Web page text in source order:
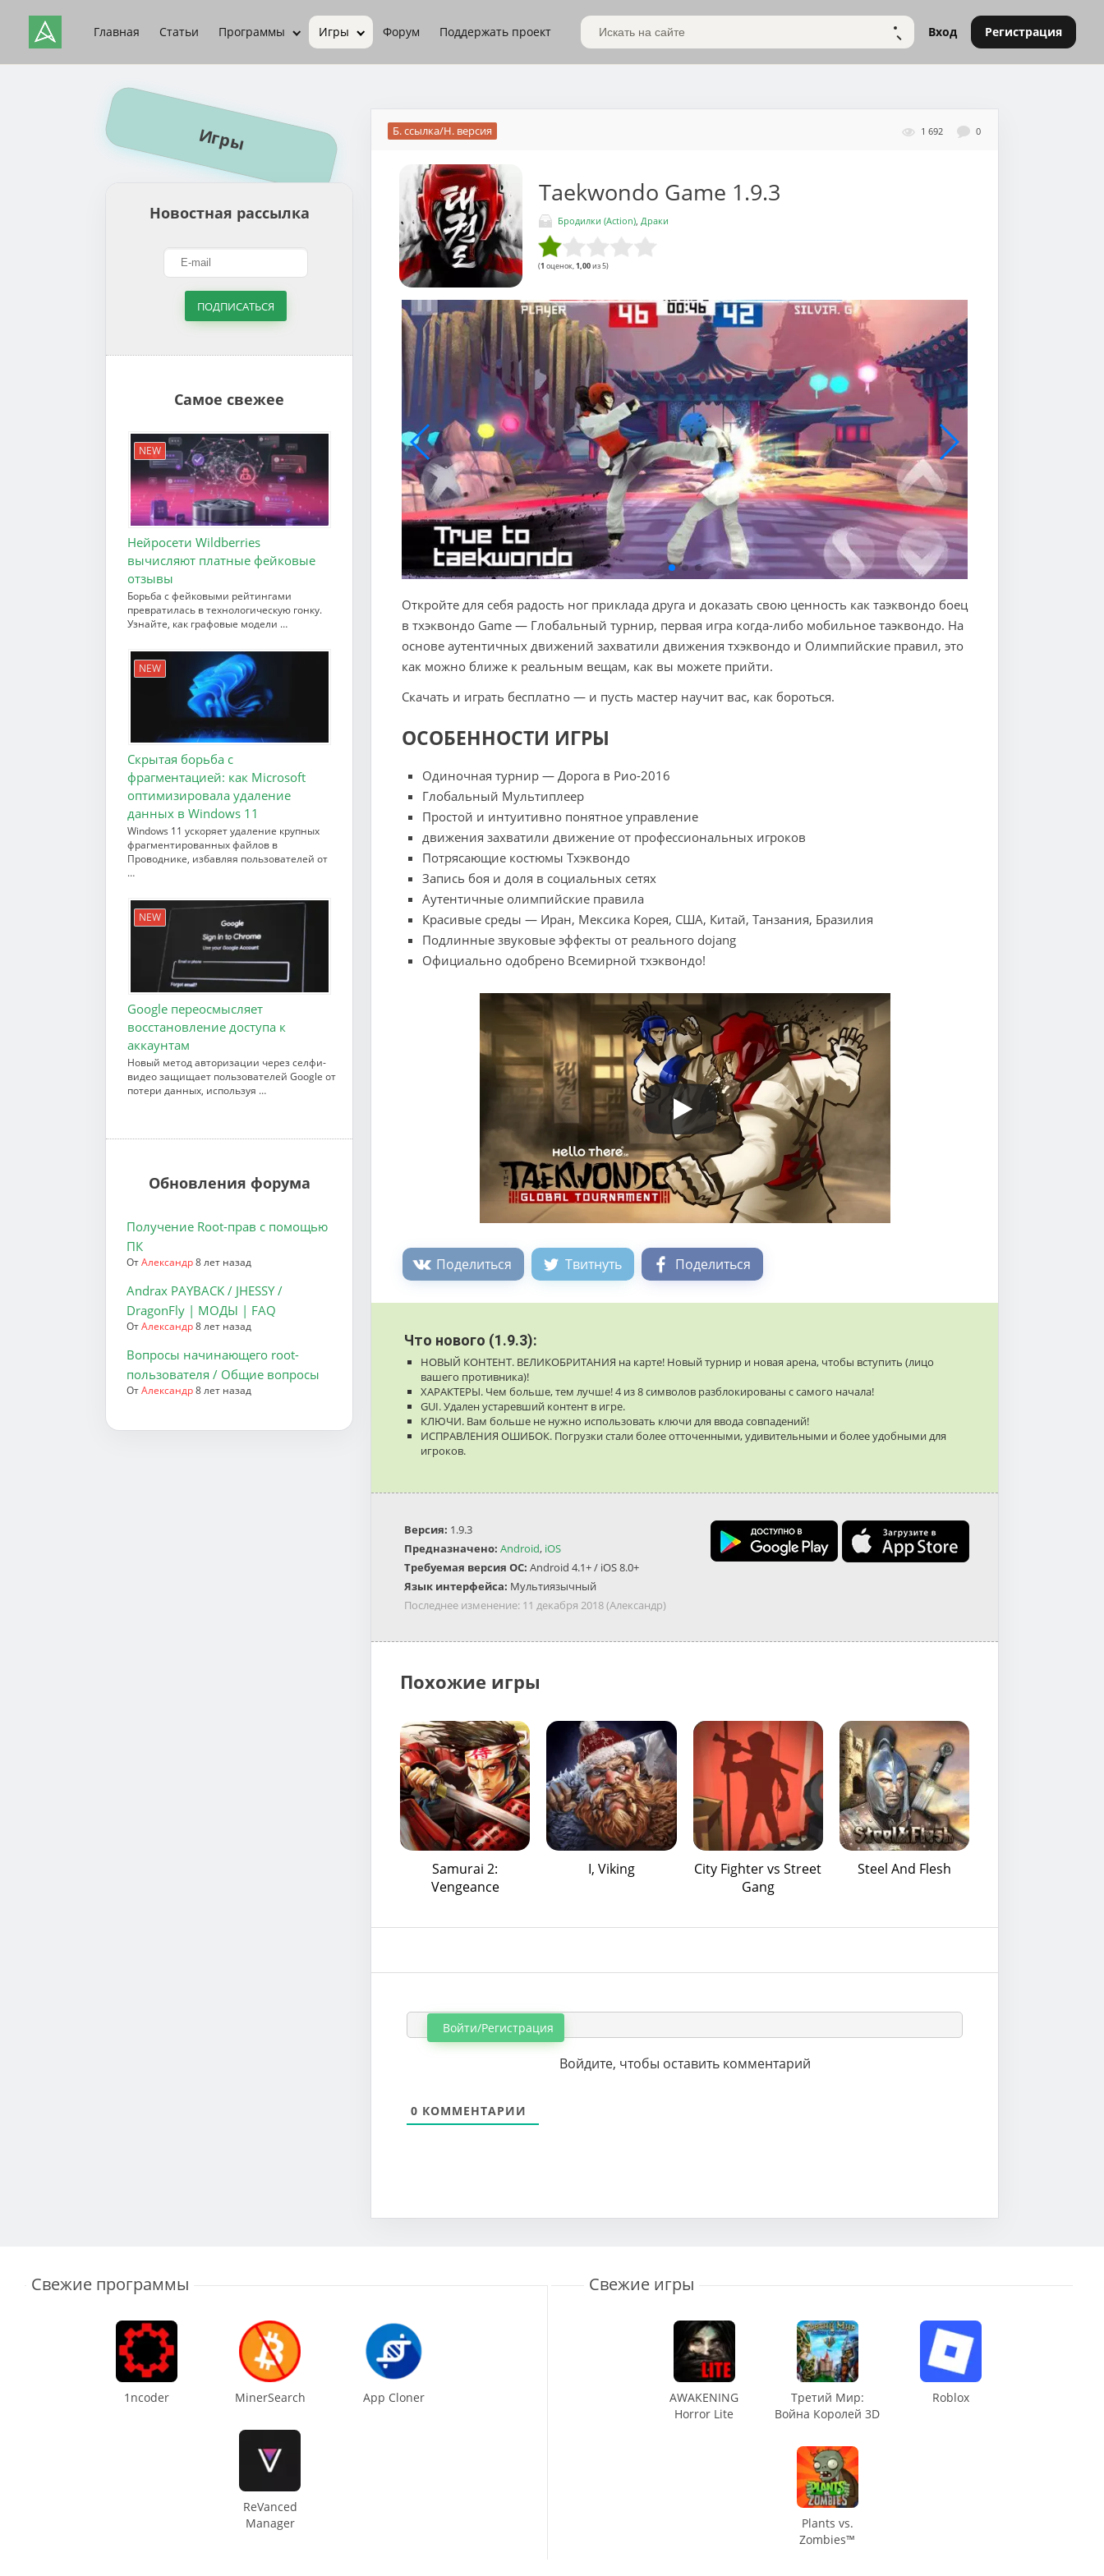
Главная Статьи Программы Игры Форум Поддержать проект Поиск по сайту НАЙТИВход Регистрация
Игры 1 692 0
Б. ссылка/Н. версия
Taekwondo Game 1.9.3
Бродилки (Action) Драки
(1 оценок, 1,00из 5)
Откройте для себя радость ног приклада друга и доказать свою ценность как таэквондо боец
​​в тхэквондо Game — Глобальный турнир, первая игра когда-либо мобильное таэквондо. На
основе аутентичных движений захватили движения тхэквондо и Олимпийские правил, это
как можно ближе к реальным вещам, как вы можете прийти.
Скачать и играть бесплатно — и пусть мастер научит вас, как бороться.
ОСОБЕННОСТИ ИГРЫ
Одиночная турнир — Дорога в Рио-2016
Глобальный Мультиплеер
Простой и интуитивно понятное управление
движения захватили движение от профессиональных игроков
Потрясающие костюмы Тхэквондо
Запись боя и доля в социальных сетях
Аутентичные олимпийские правила
Красивые среды — Иран, Мексика Корея, США, Китай, Танзания, Бразилия
Подлинные звуковые эффекты от реального dojang
Официально одобрено Всемирной тхэквондо!
Поделиться Твитнуть Поделиться
Что нового (1.9.3):
НОВЫЙ КОНТЕНТ. ВЕЛИКОБРИТАНИЯ на карте! Новый турнир и новая арена, чтобы вступить (лицо
вашего противника)!
ХАРАКТЕРЫ. Чем больше, тем лучше! 4 из 8 символов разблокированы с самого начала!
GUI. Удален устаревший контент в игре.
КЛЮЧИ. Вам больше не нужно использовать ключи для ввода совпадений!
ИСПРАВЛЕНИЯ ОШИБОК. Погрузки стали более отточенными, удивительными и более удобными для
игроков.
Версия: 1.9.3
Предназначено: Android, iOS
Требуемая версия ОС: Android 4.1+ / iOS 8.0+
Язык интерфейса: Мультиязычный
Последнее изменение: 11 декабря 2018(Александр)
Похожие игры
Samurai 2:
Vengeance
I, Viking
City Fighter vs Street
Gang
Steel And Flesh
Войти/Регистрация
Войдите, чтобы оставить комментарий
0 КОММЕНТАРИИ
Новостная рассылка
ПОДПИСАТЬСЯ
Самое свежее
NEW
Нейросети Wildberries
вычисляют платные фейковые
отзывы
Борьба с фейковыми рейтингами
превратилась в технологическую гонку.
Узнайте, как графовые модели …
NEW
Скрытая борьба с
фрагментацией: как Microsoft
оптимизировала удаление
данных в Windows 11
Windows 11 ускоряет удаление крупных
фрагментированных файлов в
Проводнике, избавляя пользователей от
…
NEW
Google переосмысляет
восстановление доступа к
аккаунтам
Новый метод авторизации через селфи-
видео защищает пользователей Google от
потери данных, используя …
Обновления форума
Получение Root-прав с помощью
ПК
ОтАлександр8 лет назад
Andrax PAYBACK / JHESSY /
DragonFly | МОДЫ | FAQ
ОтАлександр8 лет назад
Вопросы начинающего root-
пользователя / Общие вопросы
ОтАлександр8 лет назад
Свежие программы
1ncoder MinerSearch App Cloner
ReVanced
Manager
Свежие игры
AWAKENING
Horror Lite
Третий Мир:
Война Королей 3D
Roblox
Plants vs.
Zombies™